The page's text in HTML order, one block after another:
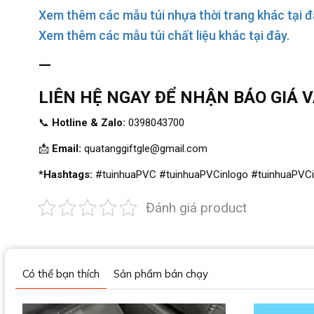
Xem thêm các mẫu túi nhựa thời trang khác tại
Xem thêm các mẫu túi chất liệu khác tại đây.
—
LIÊN HỆ NGAY ĐỂ NHẬN BÁO GIÁ
📞 Hotline & Zalo: 0398043700
📩 Email: quatanggiftgle@gmail.com
*Hashtags: #tuinhuaPVC #tuinhuaPVCinlogo
Đánh giá product
Có thể bạn thích Sản phẩm bán chạy